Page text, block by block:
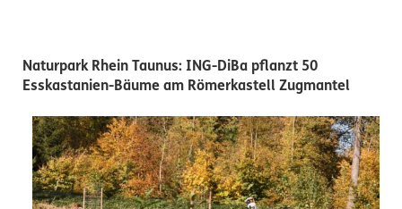
Naturpark Rhein Taunus: ING-DiBa pflanzt 50
Esskastanien-Bäume am Römerkastell Zugmantel